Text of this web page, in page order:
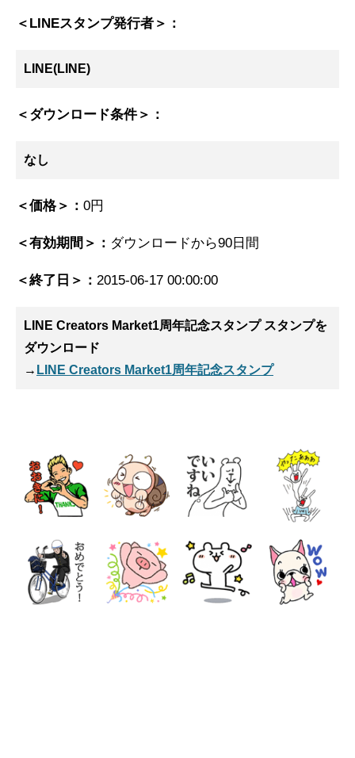
＜LINEスタンプ発行者＞：
LINE(LINE)
＜ダウンロード条件＞：
なし
＜価格＞： 0円
＜有効期間＞： ダウンロードから90日間
＜終了日＞： 2015-06-17 00:00:00
LINE Creators Market1周年記念スタンプ スタンプを
ダウンロード
→ LINE Creators Market1周年記念スタンプ